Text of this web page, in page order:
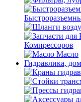
Компрессоров
Масло
Гидравлика,